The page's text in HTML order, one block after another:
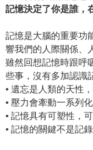
持下，他逐漸改變
——這不僅說明了記
聊當兵總是聊不完
小故事，再深吸一
住相關細節，以後
記憶決定了你是誰，
記憶是大腦的重要功
響我們的人際關係、
雖然回想記憶時跟呼
些事，沒有多加認識
• 遺忘是人類的天性
• 壓力會牽動一系列
• 記憶具有可塑性，
• 記憶的關鍵不是記